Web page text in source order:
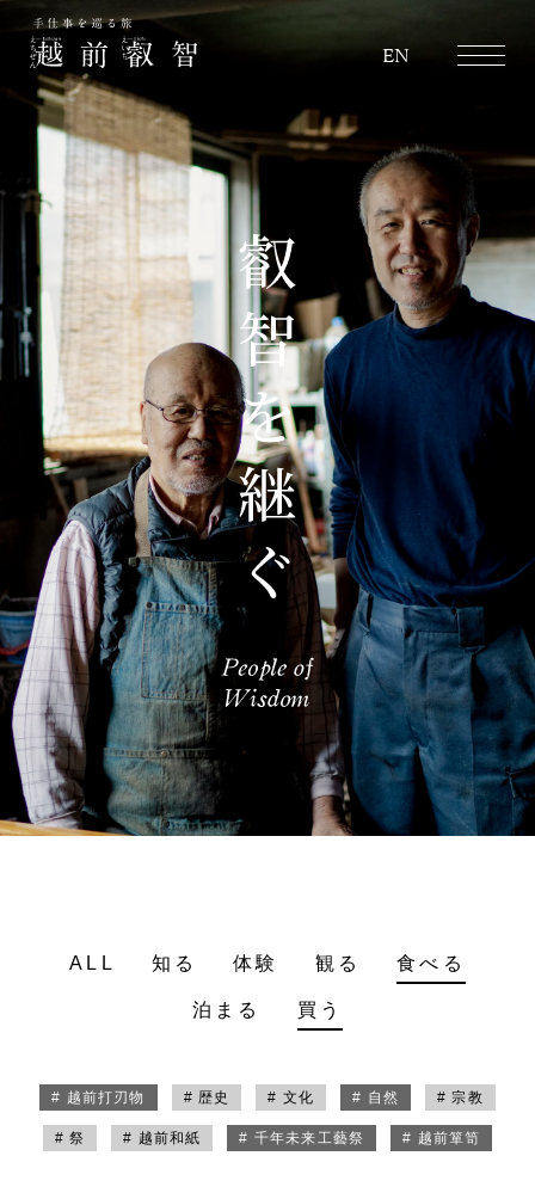
EN
ALL 知る 体験 観る 食べる
泊まる 買う
# 越前打刃物 # 歴史 # 文化 # 自然 # 宗教
# 祭 # 越前和紙 # 千年未来工藝祭 # 越前箪笥